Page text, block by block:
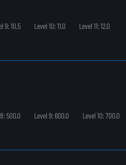
9: 10.5 Level 10: 11.0
Level 11: 12.0
500.0 Level 9: 600.0 Level 10: 700.0